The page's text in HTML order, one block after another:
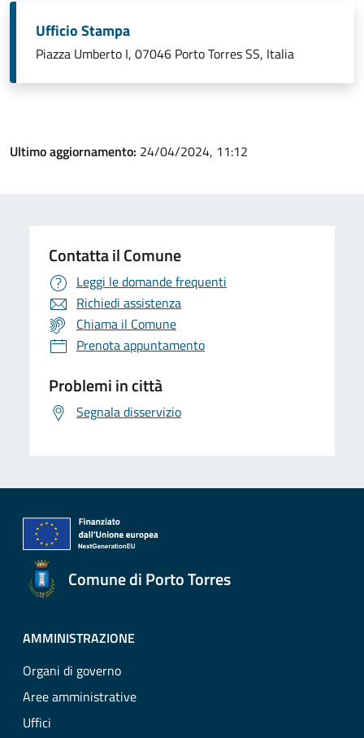
Ufficio Stampa
Piazza Umberto I, 07046 Porto Torres SS, Italia
Ultimo aggiornamento: 24/04/2024, 11:12
Contatta il Comune
Leggi le domande frequenti
Richiedi assistenza
Chiama il Comune
Prenota appuntamento
Problemi in città
Segnala disservizio
Comune di Porto Torres
AMMINISTRAZIONE
Organi di governo
Aree amministrative
Uffici